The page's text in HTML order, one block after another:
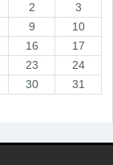
2
3
9
10
16
17
23
24
30
31